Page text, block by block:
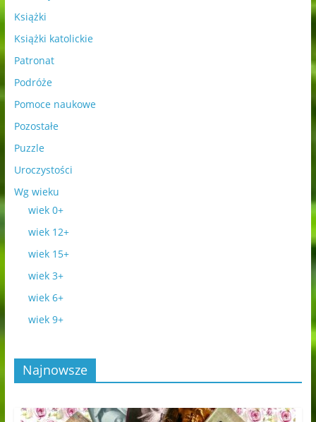
Książki
Książki katolickie
Patronat
Podróże
Pomoce naukowe
Pozostałe
Puzzle
Uroczystości
Wg wieku
wiek 0+
wiek 12+
wiek 15+
wiek 3+
wiek 6+
wiek 9+
Najnowsze